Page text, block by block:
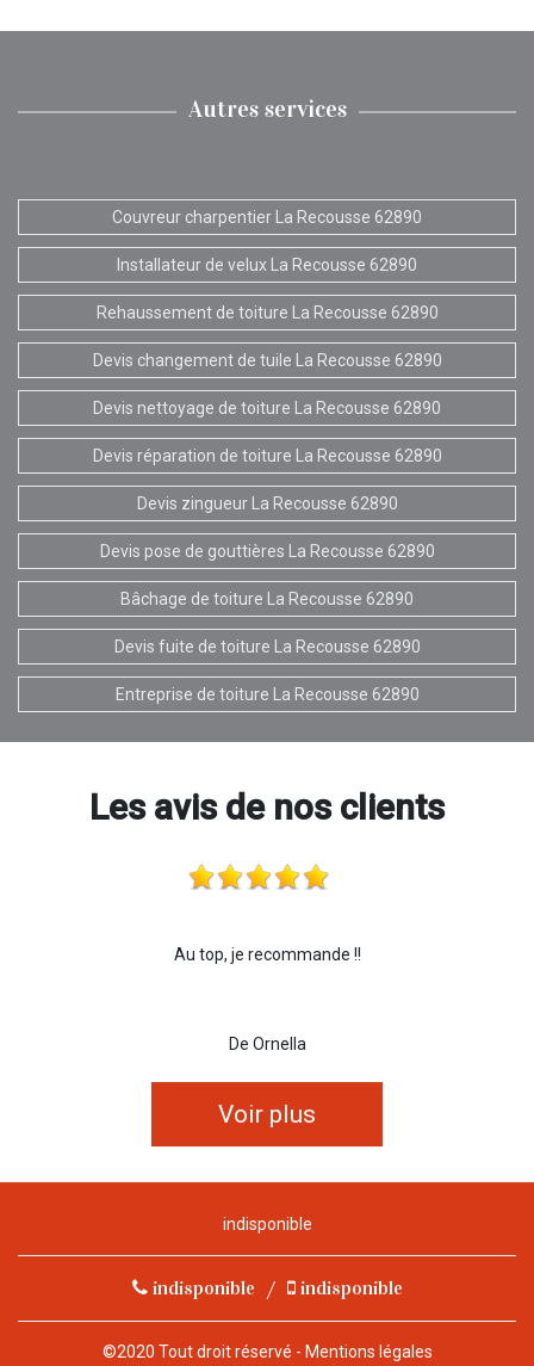
Autres services
Couvreur charpentier La Recousse 62890
Installateur de velux La Recousse 62890
Rehaussement de toiture La Recousse 62890
Devis changement de tuile La Recousse 62890
Devis nettoyage de toiture La Recousse 62890
Devis réparation de toiture La Recousse 62890
Devis zingueur La Recousse 62890
Devis pose de gouttières La Recousse 62890
Bâchage de toiture La Recousse 62890
Devis fuite de toiture La Recousse 62890
Entreprise de toiture La Recousse 62890
Les avis de nos clients
Au top, je recommande !!
De Ornella
Voir plus
indisponible
indisponible / indisponible
©2020 Tout droit réservé - Mentions légales